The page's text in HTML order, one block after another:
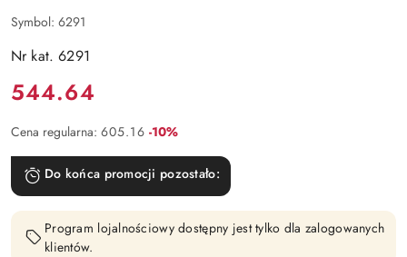
Symbol: 6291
Nr kat. 6291
Cena:
544.64
Cena regularna: 605.16 Rabat:
-10%
Do końca promocji pozostało:
Program lojalnościowy dostępny jest tylko dla zalogowanych
klientów.